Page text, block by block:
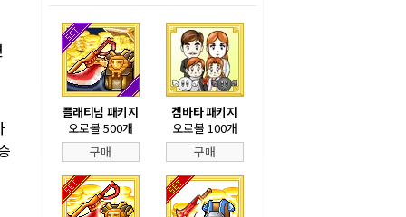
플래티넘 패키지
오로볼 500개
구매
겜바타 패키지
오로볼 100개
구매